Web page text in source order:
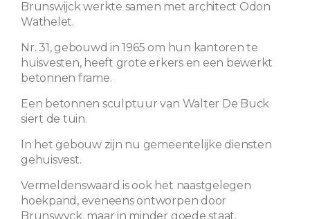
Brunswijck werkte samen met architect Odon
Wathelet.
Nr. 31, gebouwd in 1965 om hun kantoren te
huisvesten, heeft grote erkers en een bewerkt
betonnen frame.
Een betonnen sculptuur van Walter De Buck
siert de tuin.
In het gebouw zijn nu gemeentelijke diensten
gehuisvest.
Vermeldenswaard is ook het naastgelegen
hoekpand, eveneens ontworpen door
Brunswyck, maar in minder goede staat.